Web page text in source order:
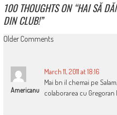
100 THOUGHTS ON “HAI SĂ
DIN CLUB!”
COMMENT
Older Comments
Americanu
March 11, 2011 at 18:16
Mai bn il chemai pe
colaborarea cu